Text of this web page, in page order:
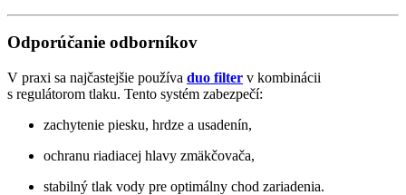
Odporúčanie odborníkov
V praxi sa najčastejšie používa duo filter v kombinácii
s regulátorom tlaku. Tento systém zabezpečí:
zachytenie piesku, hrdze a usadenín,
ochranu riadiacej hlavy zmäkčovača,
stabilný tlak vody pre optimálny chod zariadenia.